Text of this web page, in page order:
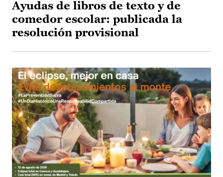
Ayudas de libros de texto y de
comedor escolar: publicada la
resolución provisional